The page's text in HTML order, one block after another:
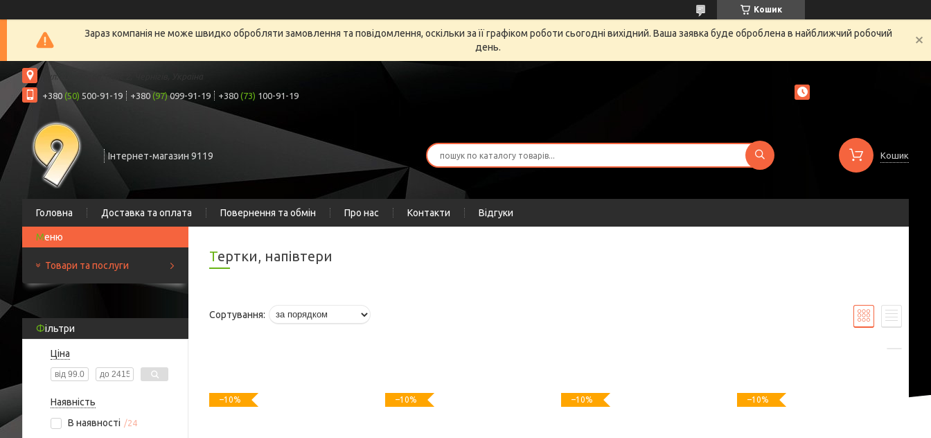
Кошик
Зараз компанія не може швидко обробляти замовлення та повідомлення, оскільки за її графіком роботи сьогодні вихідний. Ваша заявка буде оброблена в найближчий робочий
день.
вул. Шрага, 6а, офіс 2, Чернігів, Україна
+380 (50) 500-91-19 +380 (97)099-91-19 +380 (73) 100-91-19
Інтернет-магазин 9119 Кошик
Головна Доставка та оплата Повернення та обмін Про нас Контакти Відгуки
Товари та послуги
Фільтри
Ціна
Наявність
В наявності
24
Тертки, напівтери
–10% –10% –10% –10%